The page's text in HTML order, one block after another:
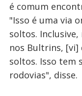
é comum
"Isso é uma via
soltos. Inclusive,
nos Bultrins,
soltos. Isso tem
rodovias", disse.